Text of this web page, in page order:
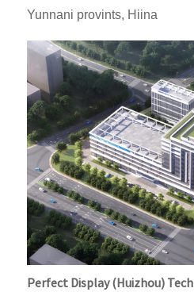
Yunnani provints, Hiina
Perfect Display (Huizhou)